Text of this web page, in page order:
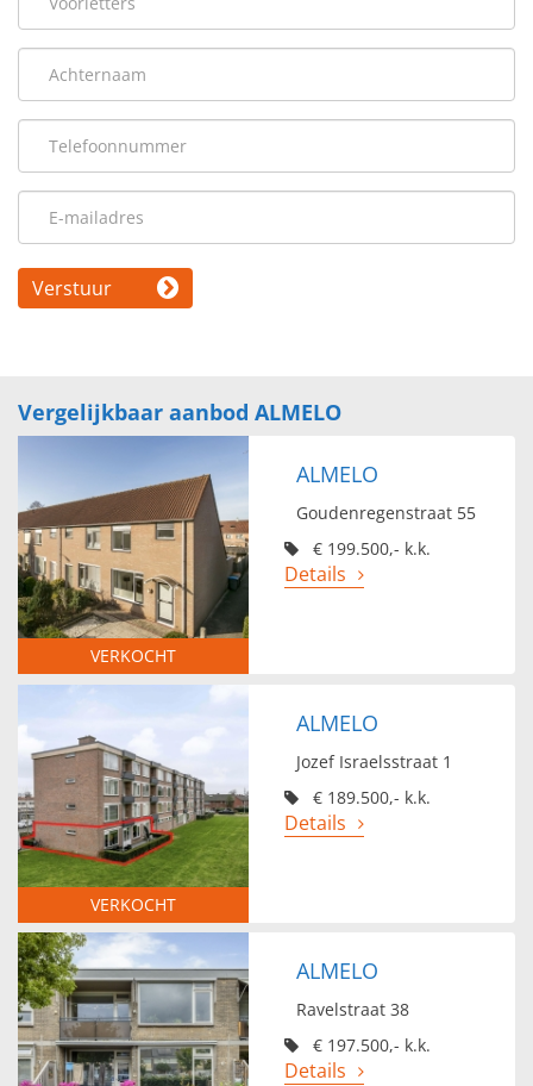
Verstuur
Vergelijkbaar aanbod ALMELO
VERKOCHT
ALMELO
Goudenregenstraat 55
€ 199.500,- k.k.
Details
VERKOCHT
ALMELO
Jozef Israelsstraat 1
€ 189.500,- k.k.
Details
ALMELO
Ravelstraat 38
€ 197.500,- k.k.
Details